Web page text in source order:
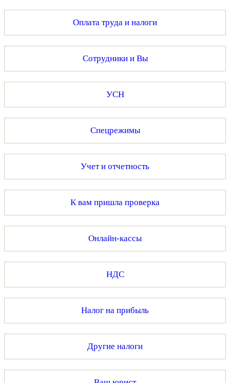
Оплата труда и налоги
Сотрудники и Вы
УСН
Спецрежимы
Учет и отчетность
К вам пришла проверка
Онлайн-кассы
НДС
Налог на прибыль
Другие налоги